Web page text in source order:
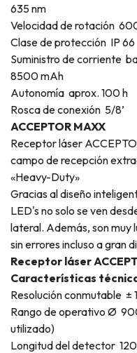
635 nm
Velocidad de rotación
Clase de protección IP 66
Suministro de corriente
8500 mAh
Autonomía aprox. 100 h
Rosca de conexión 5/8’
ACCEPTOR MAXX
Receptor láser
campo de recepción
«Heavy-Duty»
Gracias al diseño
LED's no solo se ven
lateral. Además, son muy
sin errores incluso a gran
Receptor láser
Características
Resolución conmutable ±
Rango de operativo Ø
utilizado)
Longitud del detector